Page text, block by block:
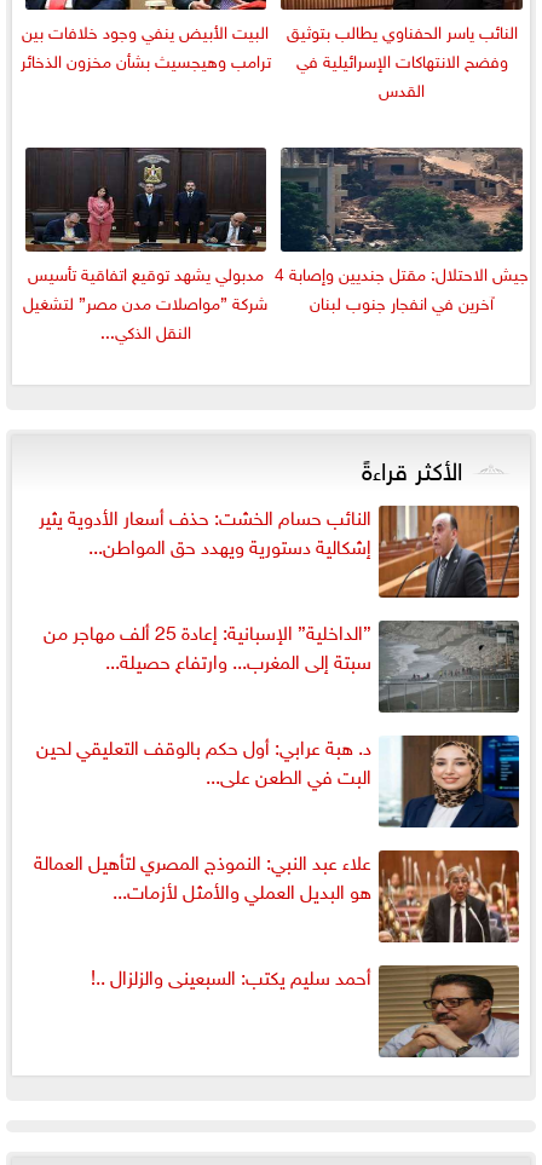
النائب ياسر الحفناوي يطالب بتوثيق
وفضح الانتهاكات الإسرائيلية في
القدس
البيت الأبيض ينفي وجود خلافات بين
ترامب وهيجسيث بشأن مخزون الذخائر
جيش الاحتلال: مقتل جنديين وإصابة 4
آخرين في انفجار جنوب لبنان
مدبولي يشهد توقيع اتفاقية تأسيس
شركة ”مواصلات مدن مصر” لتشغيل
النقل الذكي...
الأكثر قراءةً
النائب حسام الخشت: حذف أسعار الأدوية يثير
إشكالية دستورية ويهدد حق المواطن...
”الداخلية” الإسبانية: إعادة 25 ألف مهاجر من
سبتة إلى المغرب... وارتفاع حصيلة...
د. هبة عرابي: أول حكم بالوقف التعليقي لحين
البت في الطعن على...
علاء عبد النبي: النموذج المصري لتأهيل العمالة
هو البديل العملي والأمثل لأزمات...
أحمد سليم يكتب: السبعينى والزلزال ..!